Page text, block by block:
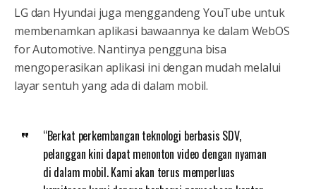
LG dan Hyundai juga menggandeng YouTube untuk
membenamkan aplikasi bawaannya ke dalam WebOS
for Automotive. Nantinya pengguna bisa
mengoperasikan aplikasi ini dengan mudah melalui
layar sentuh yang ada di dalam mobil.
“Berkat perkembangan teknologi berbasis SDV,
pelanggan kini dapat menonton video dengan nyaman
di dalam mobil. Kami akan terus memperluas